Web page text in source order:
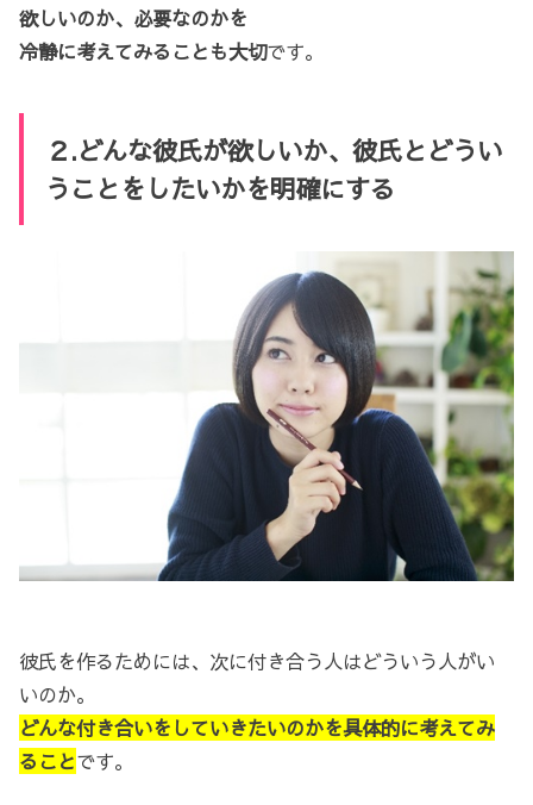
欲しいのか、必要なのかを
冷静に考えてみることも大切です。
２.どんな彼氏が欲しいか、彼氏とどうい
うことをしたいかを明確にする
彼氏を作るためには、次に付き合う人はどういう人がい
いのか。
どんな付き合いをしていきたいのかを具体的に考えてみ
ることです。